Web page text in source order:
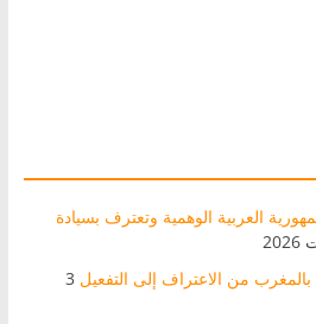
العربية الوهمية وتعترف بسيادة
بالمغرب من الاعتراف إلى التفعيل 3